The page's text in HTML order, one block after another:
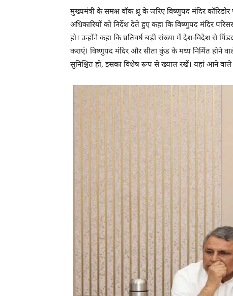
मुख्यमंत्री के समक्ष वॉक थ्रू के जरिए विष्णुपद मंदिर
अधिकारियों को निर्देश देते हुए कहा कि विष्णुपद मंदिर
हो। उन्होंने कहा कि प्रतिवर्ष बड़ी संख्या में देश-विदेश से
कराएं। विष्णुपद मंदिर और सीता कुंड के मध्य निर्मित होने
सुनिश्चित हो, इसका विशेष रूप से ख्याल रखें। यहां आने वाले